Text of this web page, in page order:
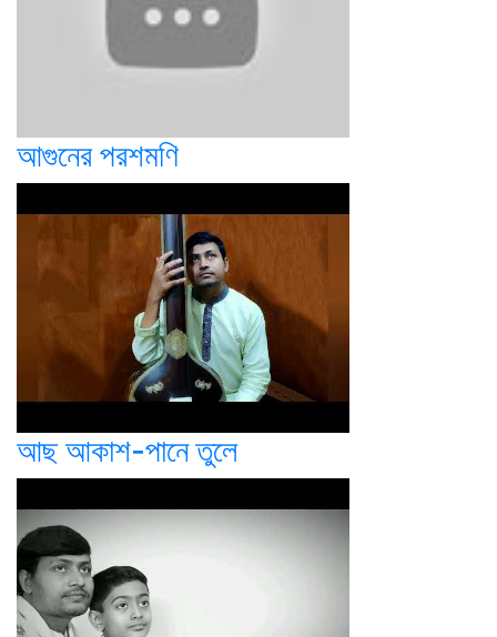
আগুনের পরশমণি
আছ আকাশ-পানে তুলে